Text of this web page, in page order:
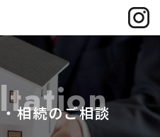
相続のご相談